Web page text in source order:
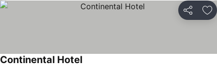
Partilhar
Continental Hotel